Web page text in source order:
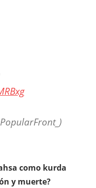
como kurda
y muerte?